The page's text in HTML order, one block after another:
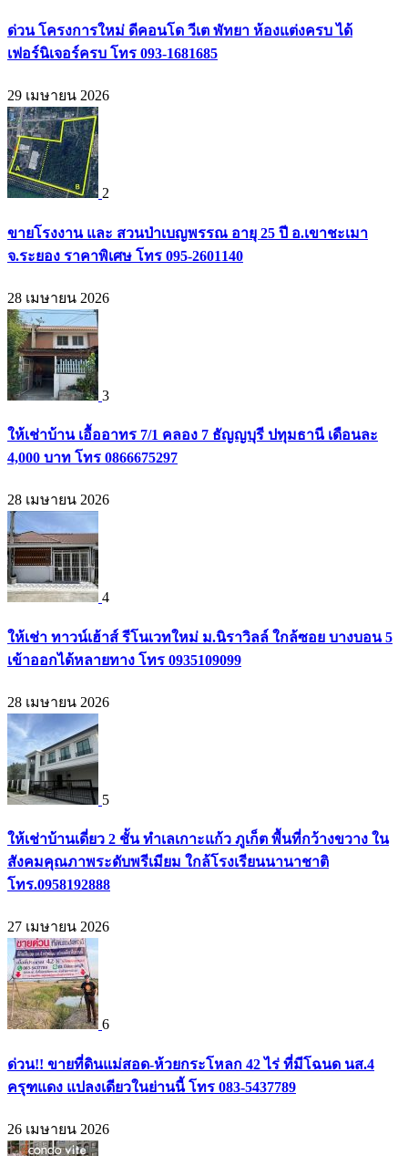
ด่วน โครงการใหม่ ดีคอนโด วีเต พัทยา ห้องแต่งครบ ได้
เฟอร์นิเจอร์ครบ โทร 093-1681685
29 เมษายน 2026
2
ขายโรงงาน และ สวนป่าเบญพรรณ อายุ 25 ปี อ.เขาชะเมา
จ.ระยอง ราคาพิเศษ โทร 095-2601140
28 เมษายน 2026
3
ให้เช่าบ้าน เอื้ออาทร 7/1 คลอง 7 ธัญญบุรี ปทุมธานี เดือนละ
4,000 บาท โทร 0866675297
28 เมษายน 2026
4
ให้เช่า ทาวน์เฮ้าส์ รีโนเวทใหม่ ม.นิราวิลล์ ใกล้ซอย บางบอน 5
เข้าออกได้หลายทาง โทร 0935109099
28 เมษายน 2026
5
ให้เช่าบ้านเดี่ยว 2 ชั้น ทำเลเกาะแก้ว ภูเก็ต พื้นที่กว้างขวาง ใน
สังคมคุณภาพระดับพรีเมียม ใกล้โรงเรียนนานาชาติ
โทร.0958192888
27 เมษายน 2026
6
ด่วน!! ขายที่ดินแม่สอด-ห้วยกระโหลก 42 ไร่ ที่มีโฉนด นส.4
ครุฑแดง แปลงเดียวในย่านนี้ โทร 083-5437789
26 เมษายน 2026